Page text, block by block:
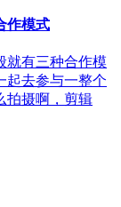
作模式
就有三种合作模
起去参与一整个
拍摄啊，剪辑